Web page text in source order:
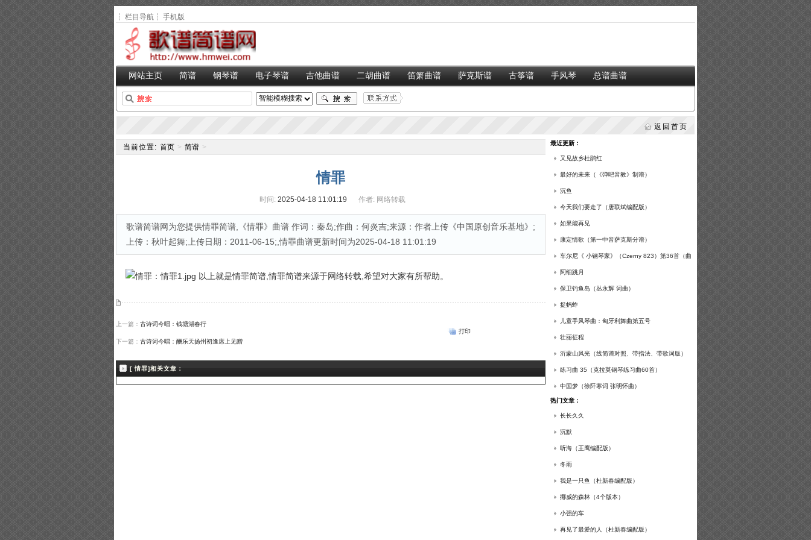
┆ 栏目导航 ┆ 手机版
网站主页 简谱 钢琴谱 电子琴谱 吉他曲谱 二胡曲谱 笛箫曲谱 萨克斯谱 古筝谱 手风琴 总谱曲谱
返回首页
当前位置: 首页 > 简谱 >
情罪
时间: 2025-04-18 11:01:19 作者: 网络转载
歌谱简谱网为您提供情罪简谱,《情罪》曲谱 作词：秦岛;作曲：何炎吉;来源：作者上传《中国原创音乐基地》;
上传：秋叶起舞;上传日期：2011-06-15;,情罪曲谱更新时间为2025-04-18 11:01:19
以上就是情罪简谱,情罪简谱来源于网络转载,希望对大家有所帮助。
上一篇： 古诗词今唱：钱塘湖春行
下一篇： 古诗词今唱：酬乐天扬州初逢席上见赠
打印
[ 情罪]相关文章：
最近更新：
又见故乡杜鹃红
最好的未来（《弹吧音教》制谱）
沉鱼
今天我们要走了（唐联斌编配版）
如果能再见
康定情歌（第一中音萨克斯分谱）
车尔尼《 小钢琴家》（Czerny 823）第36首（曲
谱及练习提示）
阿细跳月
保卫钓鱼岛（丛永辉 词曲）
捉蚂蚱
儿童手风琴曲：匈牙利舞曲第五号
壮丽征程
沂蒙山风光（线简谱对照、带指法、带歌词版）
练习曲 35（克拉莫钢琴练习曲60首）
中国梦（徐阡寒词 张明怀曲）
热门文章：
长长久久
沉默
听海（王鹰编配版）
冬雨
我是一只鱼（杜新春编配版）
挪威的森林（4个版本）
小强的车
再见了最爱的人（杜新春编配版）